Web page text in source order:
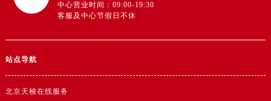
中心营业时间：09:00-19:30
客服及中心节假日不休
站点导航
北京天梭在线服务